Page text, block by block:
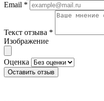
Email *
Текст отзыва *
Изображение
Оценка
Оставить отзыв